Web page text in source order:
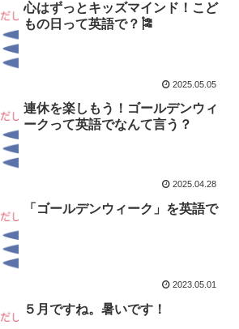
心はずっとキッズマインド！こど
もの日って英語で？🎏
2025.05.05
連休を楽しもう！ゴールデンウィ
ークって英語でなんて言う？
2025.04.28
「ゴールデンウィーク」を英語で
2023.05.01
５月ですね。暑いです！